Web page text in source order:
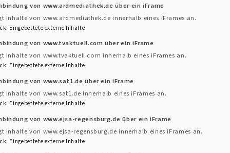
beim ebw- Regensburg)
von www.ardmediathek.de über ein iFrame
Inhalte von www.ardmediathek.de innerhalb eines iFrames an.
: Eingebettete externe Inhalte
von www.tvaktuell.com über ein iFrame
Inhalte von www.tvaktuell.com innerhalb eines iFrames an.
: Eingebettete externe Inhalte
von www.sat1.de über ein iFrame
Inhalte von www.sat1.de innerhalb eines iFrames an.
: Eingebettete externe Inhalte
von www.ejsa-regensburg.de über ein iFrame
Inhalte von www.ejsa-regensburg.de innerhalb eines iFrames an.
: Eingebettete externe Inhalte